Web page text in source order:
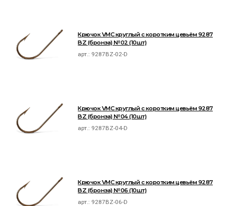
Крючок VMC круглый с коротким цевьём 9287
BZ (бронза) №02 (10шт)
арт.: 9287BZ-02-D
Крючок VMC круглый с коротким цевьём 9287
BZ (бронза) №04 (10шт)
арт.: 9287BZ-04-D
Крючок VMC круглый с коротким цевьём 9287
BZ (бронза) №06 (10шт)
арт.: 9287BZ-06-D